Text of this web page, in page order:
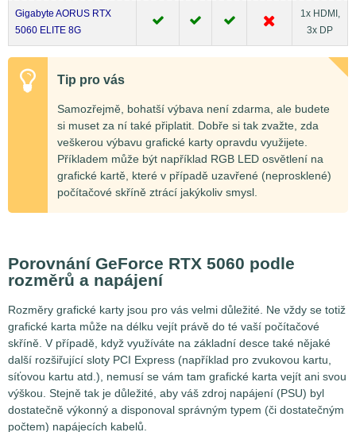
Gigabyte AORUS RTX
5060 ELITE 8G
1x HDMI,
3x DP
Tip pro vás
Samozřejmě, bohatší výbava není zdarma, ale budete
si muset za ní také připlatit. Dobře si tak zvažte, zda
veškerou výbavu grafické karty opravdu využijete.
Příkladem může být například RGB LED osvětlení na
grafické kartě, které v případě uzavřené (neprosklené)
počítačové skříně ztrácí jakýkoliv smysl.
Porovnání GeForce RTX 5060 podle
rozměrů a napájení
Rozměry grafické karty jsou pro vás velmi důležité. Ne vždy se totiž
grafické karta může na délku vejít právě do té vaší počítačové
skříně. V případě, když využíváte na základní desce také nějaké
další rozšiřující sloty PCI Express (například pro zvukovou kartu,
síťovou kartu atd.), nemusí se vám tam grafické karta vejít ani svou
výškou. Stejně tak je důležité, aby váš zdroj napájení (PSU) byl
dostatečně výkonný a disponoval správným typem (či dostatečným
počtem) napájecích kabelů.